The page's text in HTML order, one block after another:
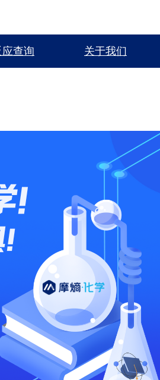
应查询 关于我们